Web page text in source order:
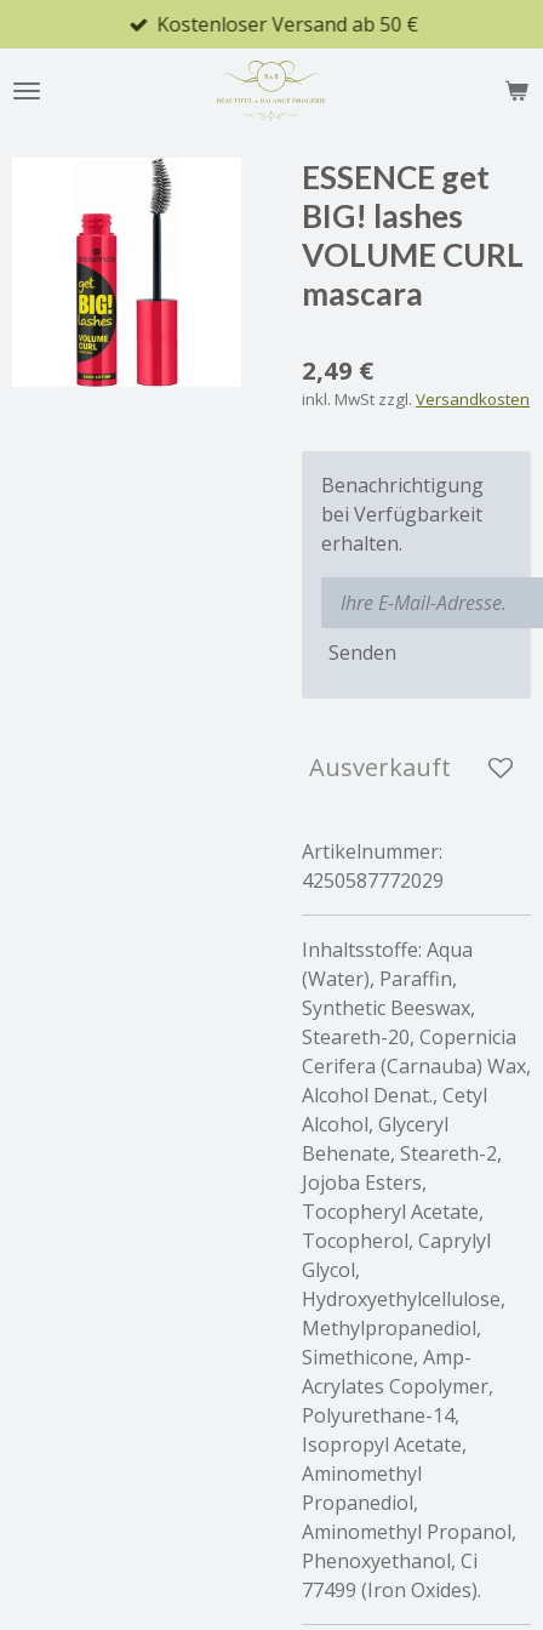
Hauptinhalt
springen
Kostenloser Versand ab 50 €
ESSENCE get
BIG! lashes
VOLUME CURL
mascara
2,49 €
inkl. MwSt zzgl. Versandkosten
Benachrichtigung
bei Verfügbarkeit
erhalten.
Senden
Ausverkauft
Artikelnummer:
4250587772029
Inhaltsstoffe: Aqua
(Water), Paraffin,
Synthetic Beeswax,
Steareth-20, Copernicia
Cerifera (Carnauba) Wax,
Alcohol Denat., Cetyl
Alcohol, Glyceryl
Behenate, Steareth-2,
Jojoba Esters,
Tocopheryl Acetate,
Tocopherol, Caprylyl
Glycol,
Hydroxyethylcellulose,
Methylpropanediol,
Simethicone, Amp-
Acrylates Copolymer,
Polyurethane-14,
Isopropyl Acetate,
Aminomethyl
Propanediol,
Aminomethyl Propanol,
Phenoxyethanol, Ci
77499 (Iron Oxides).